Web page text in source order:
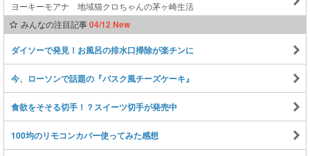
ヨーキーモアナ 地域猫クロちゃんの茅ヶ崎生活
みんなの注目記事04/12 New
ダイソーで発見！お風呂の排水口掃除が楽チンに
今、ローソンで話題の『バスク風チーズケーキ』
食欲をそそる切手！？スイーツ切手が発売中
100均のリモコンカバー使ってみた感想